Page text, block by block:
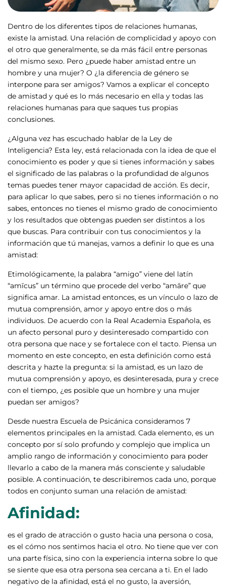
Dentro de los diferentes tipos de relaciones humanas,
existe la amistad. Una relación de complicidad y apoyo con
el otro que generalmente, se da más fácil entre personas
del mismo sexo. Pero ¿puede haber amistad entre un
hombre y una mujer? O ¿la diferencia de género se
interpone para ser amigos? Vamos a explicar el concepto
de amistad y qué es lo más necesario en ella y todas las
relaciones humanas para que saques tus propias
conclusiones.
¿Alguna vez has escuchado hablar de la Ley de
Inteligencia? Esta ley, está relacionada con la idea de que el
conocimiento es poder y que si tienes información y sabes
el significado de las palabras o la profundidad de algunos
temas puedes tener mayor capacidad de acción. Es decir,
para aplicar lo que sabes, pero si no tienes información o no
sabes, entonces no tienes el mismo grado de conocimiento
y los resultados que obtengas pueden ser distintos a los
que buscas. Para contribuir con tus conocimientos y la
información que tú manejas, vamos a definir lo que es una
amistad:
Etimológicamente, la palabra “amigo” viene del latín
“amīcus” un término que procede del verbo “amāre” que
significa amar. La amistad entonces, es un vínculo o lazo de
mutua comprensión, amor y apoyo entre dos o más
individuos. De acuerdo con la Real Academia Española, es
un afecto personal puro y desinteresado compartido con
otra persona que nace y se fortalece con el tacto. Piensa un
momento en este concepto, en esta definición como está
descrita y hazte la pregunta: si la amistad, es un lazo de
mutua comprensión y apoyo, es desinteresada, pura y crece
con el tiempo, ¿es posible que un hombre y una mujer
puedan ser amigos?
Desde nuestra Escuela de Psicánica consideramos 7
elementos principales en la amistad. Cada elemento, es un
concepto por sí solo profundo y complejo que implica un
amplio rango de información y conocimiento para poder
llevarlo a cabo de la manera más consciente y saludable
posible. A continuación, te describiremos cada uno, porque
todos en conjunto suman una relación de amistad:
Afinidad:
es el grado de atracción o gusto hacia una persona o cosa,
es el cómo nos sentimos hacia el otro. No tiene que ver con
una parte física, sino con la experiencia interna sobre lo que
se siente que esa otra persona sea cercana a ti. En el lado
negativo de la afinidad, está el no gusto, la aversión,